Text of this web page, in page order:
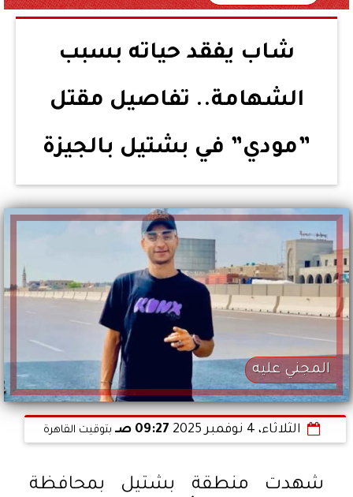
شاب يفقد حياته بسبب
الشهامة.. تفاصيل مقتل
”مودي” في بشتيل بالجيزة
المجني عليه
الثلاثاء، 4 نوفمبر 2025 09:27 صـ بتوقيت القاهرة
شهدت منطقة بشتيل بمحافظة